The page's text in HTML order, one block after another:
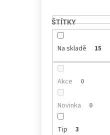
Na skladě 15
Akce 0
Novinka 0
Tip 3